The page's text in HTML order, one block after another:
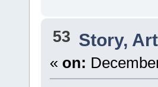
53 Story,
« on: